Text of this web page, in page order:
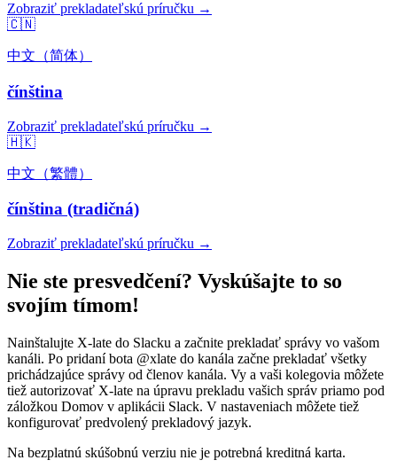
Zobraziť prekladateľskú príručku →
🇨🇳
中文（简体）
čínština
Zobraziť prekladateľskú príručku →
🇭🇰
中文（繁體）
čínština (tradičná)
Zobraziť prekladateľskú príručku →
Nie ste presvedčení? Vyskúšajte to so
svojím tímom!
Nainštalujte X-late do Slacku a začnite prekladať správy vo vašom
kanáli. Po pridaní bota @xlate do kanála začne prekladať všetky
prichádzajúce správy od členov kanála. Vy a vaši kolegovia môžete
tiež autorizovať X-late na úpravu prekladu vašich správ priamo pod
záložkou Domov v aplikácii Slack. V nastaveniach môžete tiež
konfigurovať predvolený prekladový jazyk.
Na bezplatnú skúšobnú verziu nie je potrebná kreditná karta.